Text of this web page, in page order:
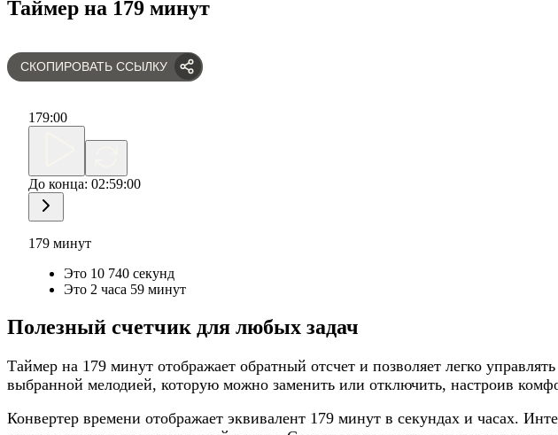
Таймер на 179 минут
СКОПИРОВАТЬ ССЫЛКУ
179:00
До конца: 02:59:00
179 минут
Это 10 740 секунд
Это 2 часа 59 минут
Полезный счетчик для любых задач
Таймер на 179 минут отображает обратный отсчет и позволяет легко
выбранной мелодией, которую можно заменить или отключить, настроив
Конвертер времени отображает эквивалент 179 минут в секундах и часах.